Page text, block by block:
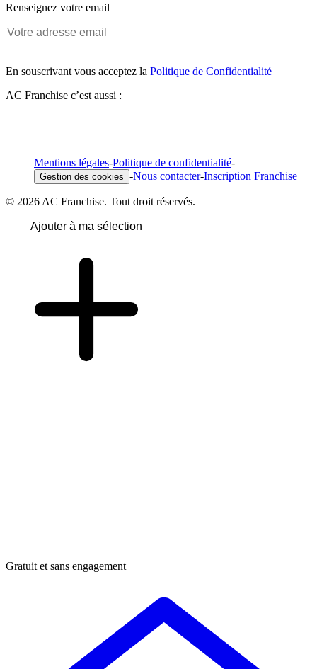
Renseignez votre email
En souscrivant vous acceptez la Politique de Confidentialité
AC Franchise c’est aussi :
Mentions légales-Politique de confidentialité-
Gestion des cookies -Nous contacter-Inscription Franchise
© 2026 AC Franchise. Tout droit réservés.
Ajouter à ma sélection
Gratuit et sans engagement